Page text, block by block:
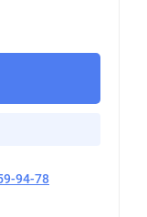
94-78